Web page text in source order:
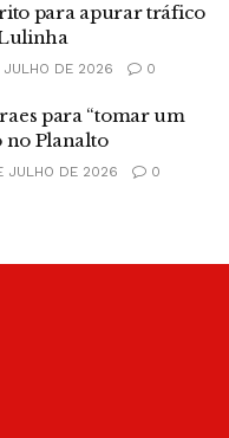
para apurar tráfico
DE 2026 0
para “tomar um
no Planalto
JULHO DE 2026 0